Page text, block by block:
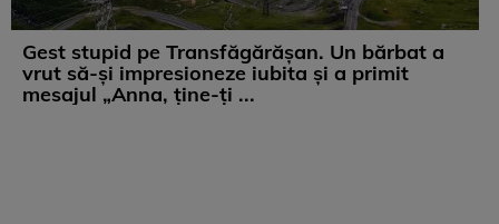
Gest stupid pe Transfăgărășan. Un bărbat a
vrut să-și impresioneze iubita și a primit
mesajul „Anna, ține-ți ...